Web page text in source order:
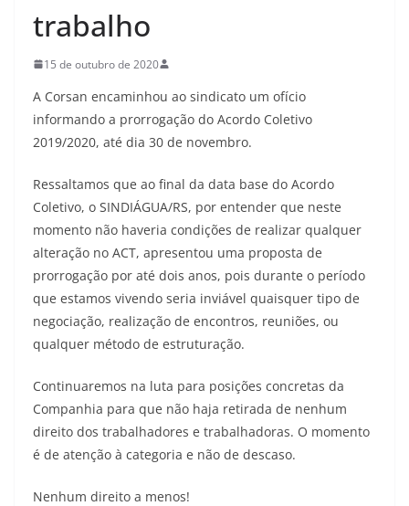
trabalho
15 de outubro de 2020
A Corsan encaminhou ao sindicato um ofício
informando a prorrogação do Acordo Coletivo
2019/2020, até dia 30 de novembro.
Ressaltamos que ao final da data base do Acordo
Coletivo, o SINDIÁGUA/RS, por entender que neste
momento não haveria condições de realizar qualquer
alteração no ACT, apresentou uma proposta de
prorrogação por até dois anos, pois durante o período
que estamos vivendo seria inviável quaisquer tipo de
negociação, realização de encontros, reuniões, ou
qualquer método de estruturação.
Continuaremos na luta para posições concretas da
Companhia para que não haja retirada de nenhum
direito dos trabalhadores e trabalhadoras. O momento
é de atenção à categoria e não de descaso.
Nenhum direito a menos!